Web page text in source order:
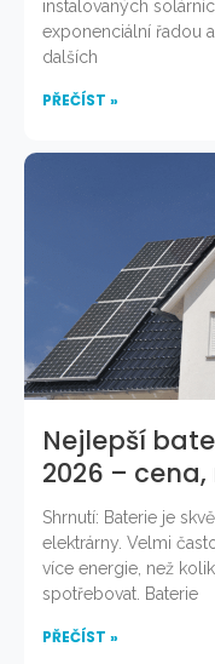
instalovaných
exponenciální řadou
dalších
PŘEČÍST »
Nejlepší
2026 –
Shrnutí: Baterie je
elektrárny. Velmi
více energie, než
spotřebovat. Baterie
PŘEČÍST »